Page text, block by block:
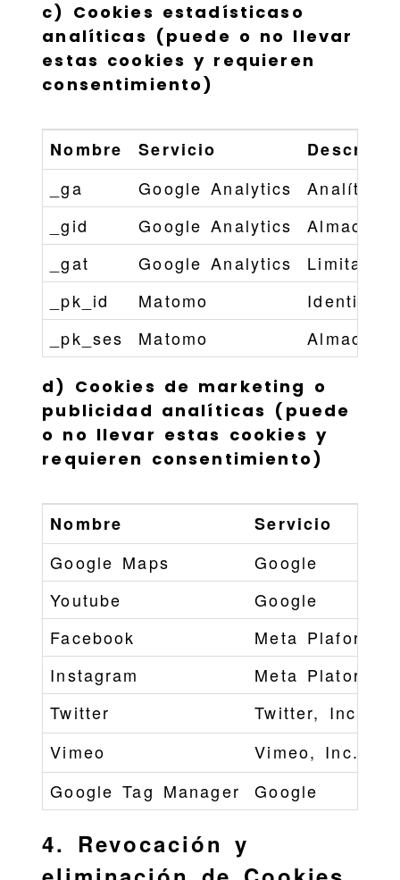
c) Cookies estadísticaso
analíticas (puede o no llevar
estas cookies y requieren
consentimiento)
Nombre Servicio
_ga
Google Analytics
Analítica
_gid
Google Analytics
_gat
Google Analytics
Limita la
_pk_id
Matomo
Identifica
_pk_ses
Matomo
d) Cookies de marketing o
publicidad analíticas (puede
o no llevar estas cookies y
requieren consentimiento)
Nombre
Servicio
Google Maps
Google
Youtube
Google
Facebook
Meta Plaforms
Instagram
Meta
Twitter
Twitter, Inc.
Vimeo
Vimeo, Inc.
Google Tag Manager
Google
4. Revocación y